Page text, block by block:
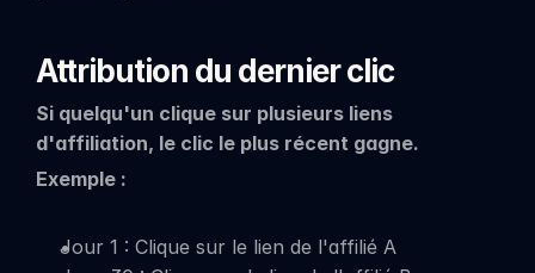
Attribution du dernier clic
Si quelqu'un clique sur plusieurs liens
d'affiliation, le clic le plus récent gagne.
Exemple :
Jour 1 : Clique sur le lien de l'affilié A